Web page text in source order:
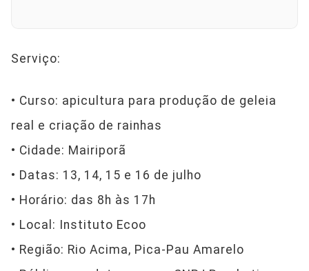
Serviço:
• Curso: apicultura para produção de geleia
real e criação de rainhas
• Cidade: Mairiporã
• Datas: 13, 14, 15 e 16 de julho
• Horário: das 8h às 17h
• Local: Instituto Ecoo
• Região: Rio Acima, Pica-Pau Amarelo